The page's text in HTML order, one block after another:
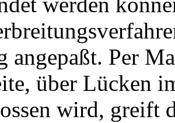
angepaßt. Per
über Lücken
wird, greift